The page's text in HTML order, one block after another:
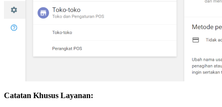
Catatan Khusus Layanan: